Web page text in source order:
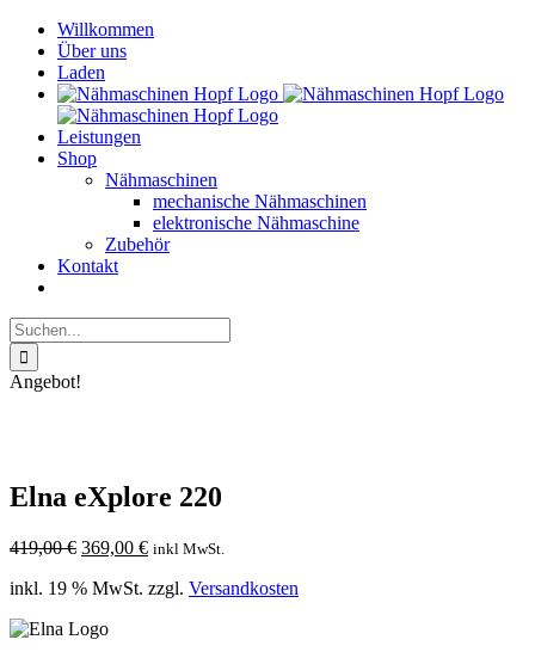
Skip
content
Willkommen
Über uns
Laden
Leistungen
Shop
Nähmaschinen
mechanische Nähmaschinen
elektronische Nähmaschine
Zubehör
Kontakt
Suche
nach:
Angebot!
Elna eXplore 220
419,00€ Ursprünglicher
war:
369,00 €Aktueller
ist:
inkl MwSt.
inkl. 19 % MwSt. zzgl. Versandkosten